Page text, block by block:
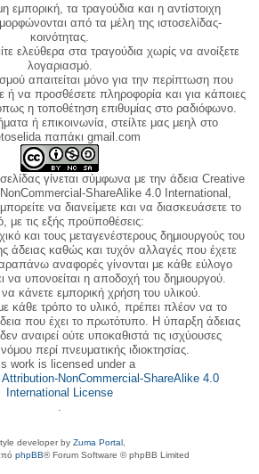
εμπορική, τα τραγούδια και η αντίστοιχη
από τα μέλη της ιστοσελίδας-
κοινότητας.
ελεύθερα στα τραγούδια χωρίς να ανοίξετε
λογαριασμό.
απαιτείται μόνο για την περίπτωση που
ή να προσθέσετε πληροφορία και για κάποιες
η τοποθέτηση επιθυμίας στο ραδιόφωνο.
ή επικοινωνία, στείλτε μας μεηλ στο
παπάκι gmail.com
γίνεται σύμφωνα με την άδεια Creative
ShareAlike 4.0 International,
να διανείμετε και να διασκευάσετε το
με τις εξής προϋποθέσεις:
και τους μεταγενέστερους δημιουργούς του
άδειας καθώς και τυχόν αλλαγές που έχετε
αναφορές γίνονται με κάθε εύλογο
να υπονοείται η αποδοχή του δημιουργού.
κάνετε εμπορική χρήση του υλικού.
κάθε τρόπο το υλικό, πρέπει πλέον να το
που έχει το πρωτότυπο. Η ύπαρξη άδειας
αναιρεί ούτε υποκαθιστά τις ισχύουσες
περί πνευματικής ιδιοκτησίας.
work is licensed under a
NonCommercial-ShareAlike 4.0
International License
developer by Zuma Portal ,
phpBB® Forum Software © phpBB Limited